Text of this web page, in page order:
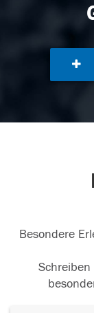
Besondere